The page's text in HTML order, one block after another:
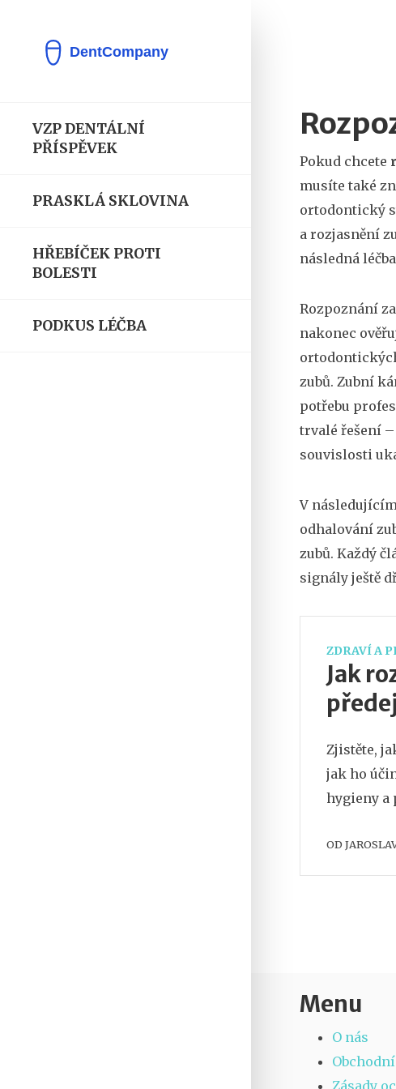
VZP DENTÁLNÍ
PŘÍSPĚVEK
PRASKLÁ SKLOVINA
HŘEBÍČEK PROTI
BOLESTI
PODKUS LÉČBA
Pokud chcete
musíte také
ortodontický
a rozjasnění
následná
Rozpoznání
nakonec
zubů. Zubní
potřebu
trvalé řešení
souvislosti
V
odhalování
zubů. Každý
signály ještě
ZDRAVÍ A
Jak
Zjistěte,
jak ho
hygieny a
OD
Menu
O nás
Zásady